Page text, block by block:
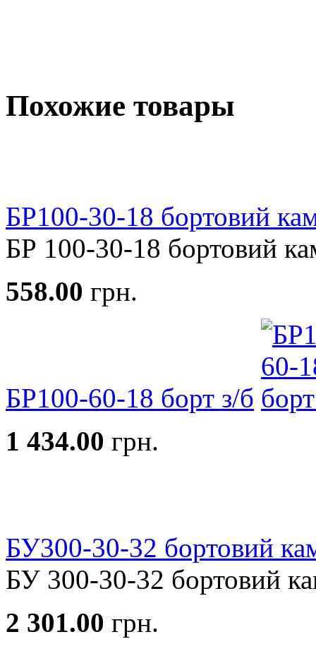
Похожие товары
БР100-30-18 бортовий
БР 100-30-18 бортовий
558.00 грн.
БР100-60-18 борт з/б
1 434.00 грн.
БУ300-30-32 бортовий
БУ 300-30-32 бортовий
2 301.00 грн.